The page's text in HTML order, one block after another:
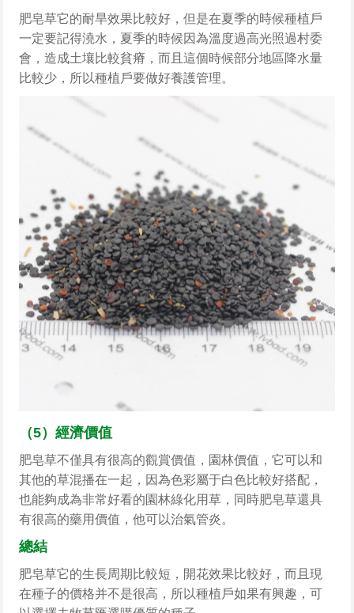
肥皂草它的耐旱效果比較好，但是在夏季的時候種植戶
一定要記得澆水，夏季的時候因為溫度過高光照過村委
會，造成土壤比較貧瘠，而且這個時候部分地區降水量
比較少，所以種植戶要做好養護管理。
（5）經濟價值
肥皂草不僅具有很高的觀賞價值，園林價值，它可以和
其他的草混播在一起，因為色彩屬于白色比較好搭配，
也能夠成為非常好看的園林綠化用草，同時肥皂草還具
有很高的藥用價值，他可以治氣管炎。
總結
肥皂草它的生長周期比較短，開花效果比較好，而且現
在種子的價格并不是很高，所以種植戶如果有興趣，可